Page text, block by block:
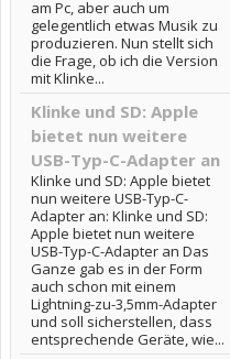
am Pc, aber auch um
gelegentlich etwas Musik zu
produzieren. Nun stellt sich
die Frage, ob ich die Version
mit Klinke...
Klinke und SD: Apple
bietet nun weitere
USB-Typ-C-Adapter an
Klinke und SD: Apple bietet
nun weitere USB-Typ-C-
Adapter an: Klinke und SD:
Apple bietet nun weitere
USB-Typ-C-Adapter an Das
Ganze gab es in der Form
auch schon mit einem
Lightning-zu-3,5mm-Adapter
und soll sicherstellen, dass
entsprechende Geräte, wie...